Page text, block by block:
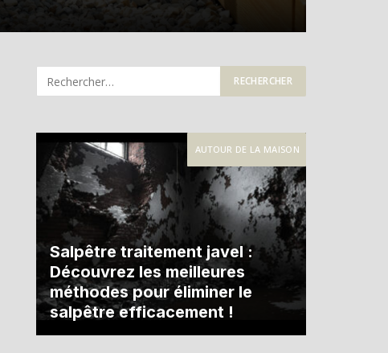
AUTOUR DE LA MAISON
Salpêtre traitement javel :
Découvrez les meilleures
méthodes pour éliminer le
salpêtre efficacement !